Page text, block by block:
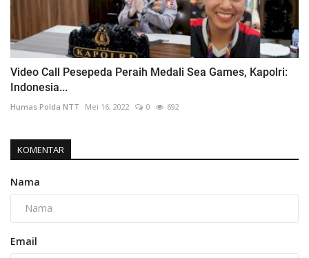
Video Call Pesepeda Peraih Medali Sea Games, Kapolri:
Indonesia...
Humas Polda NTT Mei 16, 2022 0 692
KOMENTAR
Nama
Email